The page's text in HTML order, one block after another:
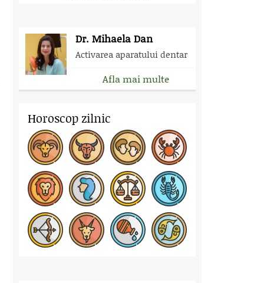
Dr. Mihaela Dan
Activarea aparatului dentar
Afla mai multe
Horoscop zilnic